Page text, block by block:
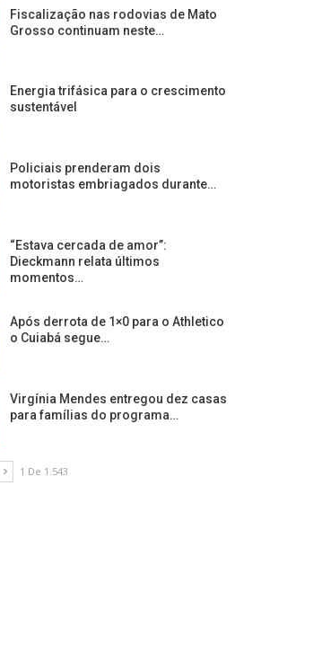
Fiscalização nas rodovias de Mato
Grosso continuam neste…
Energia trifásica para o crescimento
sustentável
Policiais prenderam dois
motoristas embriagados durante…
“Estava cercada de amor”:
Dieckmann relata últimos
momentos…
Após derrota de 1×0 para o Athletico
o Cuiabá segue…
Virgínia Mendes entregou dez casas
para famílias do programa…
1 De 1.543